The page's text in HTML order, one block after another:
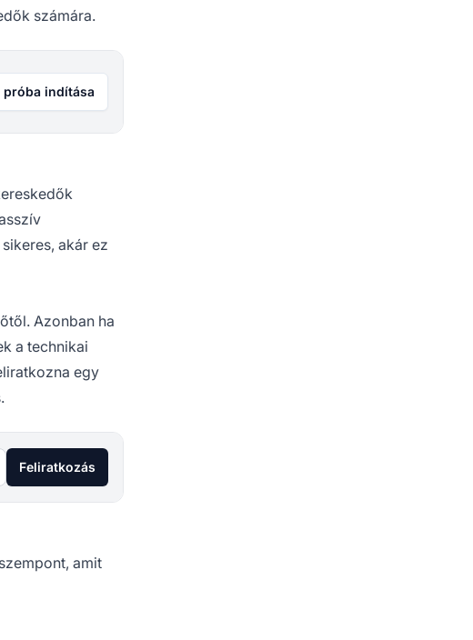
számára.
indítása
akár ez
Azonban ha
a technikai
egy
Feliratkozás
amit